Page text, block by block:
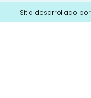
Sitio desarrollado por